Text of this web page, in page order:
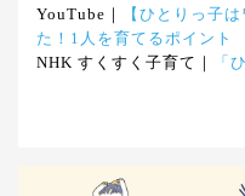
YouTube｜
【ひとりっ子
た！1人を育てるポイント
NHK すくすく子育て｜
「